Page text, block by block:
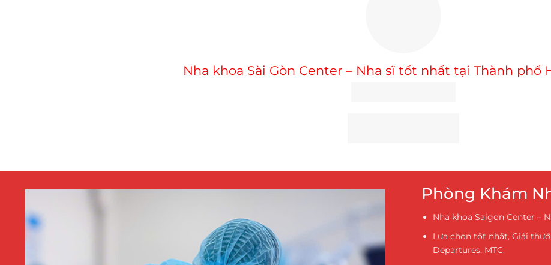
Nha khoa Sài Gòn Center – Nha sĩ tốt nhất tại Thành phố
Phòng Khám
Nha khoa Saigon Center –
Lựa chọn tốt nhất, Giải
Departures, MTC.